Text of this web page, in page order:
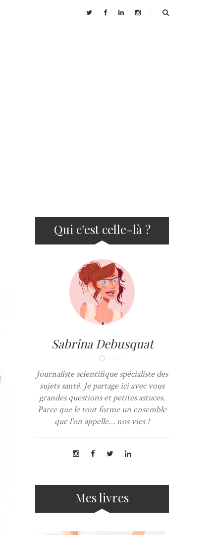
Qui c’est celle-là ?
Sabrina Debusquat
Journaliste scientifique spécialiste des
sujets santé. Je partage ici avec vous
grandes questions et petites astuces.
Parce que le tout forme un ensemble
que l’on appelle… nos vies !
Mes livres